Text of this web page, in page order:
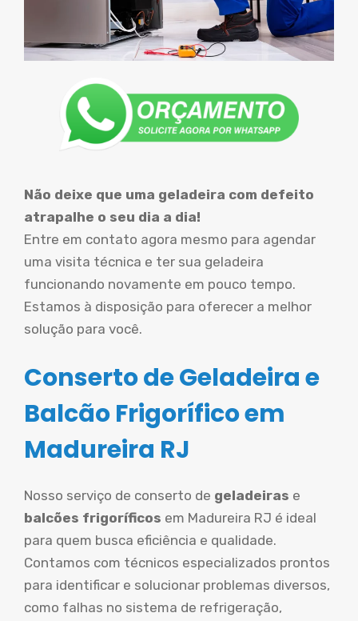
Não deixe que uma geladeira com defeito
atrapalhe o seu dia a dia!
Entre em contato agora mesmo para agendar
uma visita técnica e ter sua geladeira
funcionando novamente em pouco tempo.
Estamos à disposição para oferecer a melhor
solução para você.
Conserto de Geladeira e
Balcão Frigorífico em
Madureira RJ
Nosso serviço de conserto de geladeiras e
balcões frigoríficos em Madureira RJ é ideal
para quem busca eficiência e qualidade.
Contamos com técnicos especializados prontos
para identificar e solucionar problemas diversos,
como falhas no sistema de refrigeração,